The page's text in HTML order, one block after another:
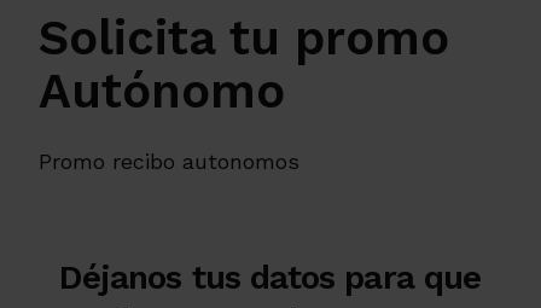
Solicita tu promo
Autónomo
Promo recibo autonomos
Déjanos tus datos para que